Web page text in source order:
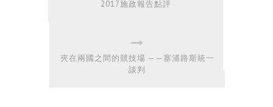
2017施政報告點評
夾在兩國之間的競技場 ——塞浦路斯統一
談判